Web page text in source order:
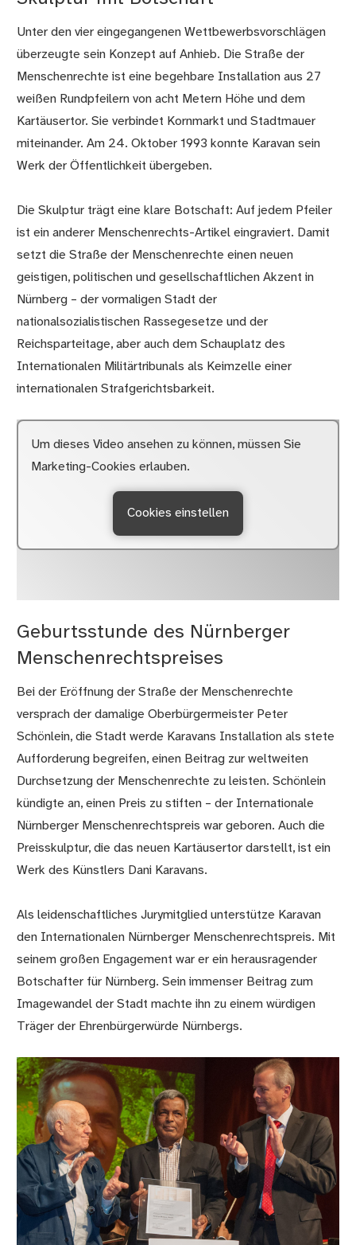
Unter den vier eingegangenen Wettbewerbsvorschlägen
überzeugte sein Konzept auf Anhieb. Die Straße der
Menschenrechte ist eine begehbare Installation aus 27
weißen Rundpfeilern von acht Metern Höhe und dem
Kartäusertor. Sie verbindet Kornmarkt und Stadtmauer
miteinander. Am 24. Oktober 1993 konnte Karavan sein
Werk der Öffentlichkeit übergeben.
Die Skulptur trägt eine klare Botschaft: Auf jedem Pfeiler
ist ein anderer Menschenrechts-Artikel eingraviert. Damit
setzt die Straße der Menschenrechte einen neuen
geistigen, politischen und gesellschaftlichen Akzent in
Nürnberg – der vormaligen Stadt der
nationalsozialistischen Rassegesetze und der
Reichsparteitage, aber auch dem Schauplatz des
Internationalen Militärtribunals als Keimzelle einer
internationalen Strafgerichtsbarkeit.
Um dieses Video ansehen zu können, müssen Sie
Marketing-Cookies erlauben.
Cookies einstellen
Geburtsstunde des Nürnberger
Menschenrechtspreises
Bei der Eröffnung der Straße der Menschenrechte
versprach der damalige Oberbürgermeister Peter
Schönlein, die Stadt werde Karavans Installation als stete
Aufforderung begreifen, einen Beitrag zur weltweiten
Durchsetzung der Menschenrechte zu leisten. Schönlein
kündigte an, einen Preis zu stiften – der Internationale
Nürnberger Menschenrechtspreis war geboren. Auch die
Preisskulptur, die das neuen Kartäusertor darstellt, ist ein
Werk des Künstlers Dani Karavans.
Als leidenschaftliches Jurymitglied unterstütze Karavan
den Internationalen Nürnberger Menschenrechtspreis. Mit
seinem großen Engagement war er ein herausragender
Botschafter für Nürnberg. Sein immenser Beitrag zum
Imagewandel der Stadt machte ihn zu einem würdigen
Träger der Ehrenbürgerwürde Nürnbergs.